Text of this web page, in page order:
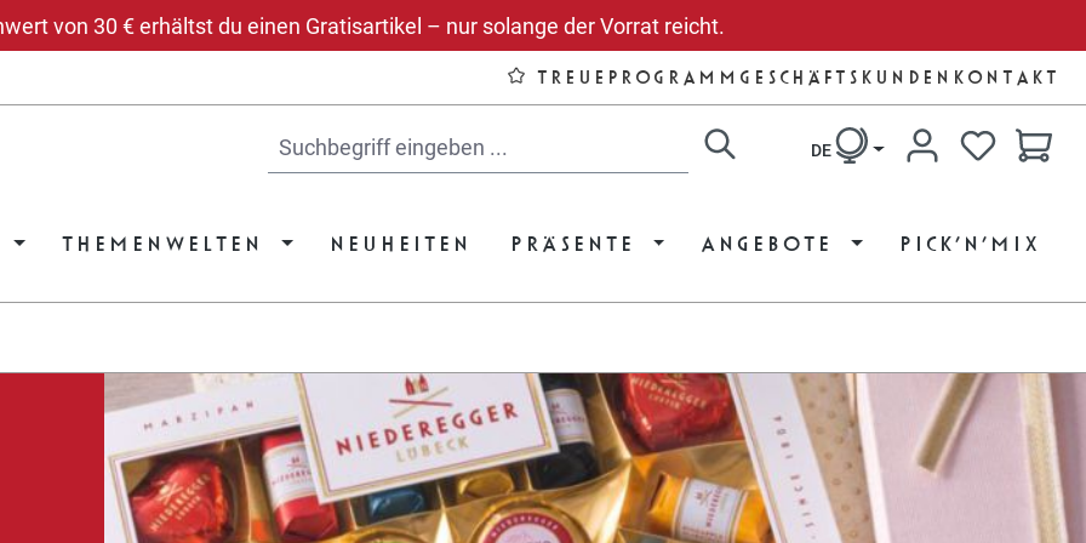
von 30 € erhältst du einen Gratisartikel – nur solange der Vorrat reicht.
TREUEPROGRAMMGESCHÄFTSKUNDEN KONTAKT
DE DU HAST
THEMENWELTEN NEUHEITEN PRÄSENTE ANGEBOTE PICK’N’MIX